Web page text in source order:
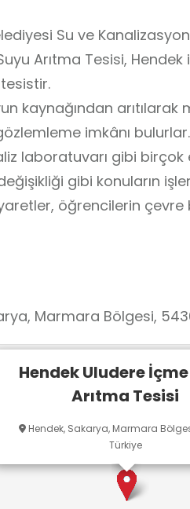
Su ve
Arıtma Tesisi,
kaynağından arıtılarak
bulurlar. Tesiste arıtma havuzları,
laboratuvarı gibi
gibi konuların
öğrencilerin çevre
Marmara Bölgesi,
Hendek Uludere
Arıtma Tesisi
Hendek, Sakarya, Marmara
Türkiye